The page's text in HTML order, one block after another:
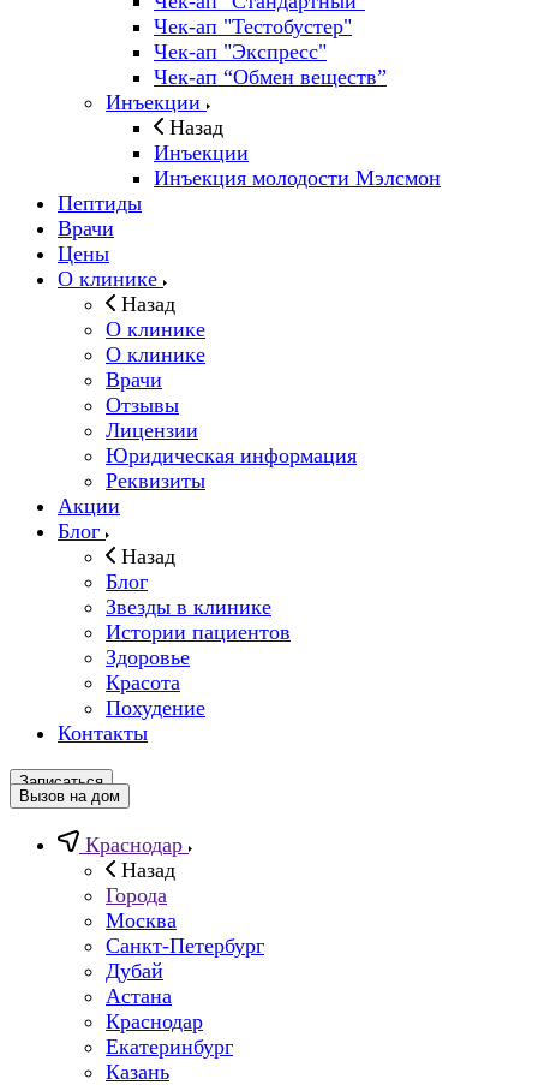
Чек-ап "Тестобустер"
Чек-ап "Экспресс"
Чек-ап “Обмен веществ”
Инъекции
Назад
Инъекции
Инъекция молодости Мэлсмон
Пептиды
Врачи
Цены
О клинике
Назад
О клинике
О клинике
Врачи
Отзывы
Лицензии
Юридическая информация
Реквизиты
Акции
Блог
Назад
Блог
Звезды в клинике
Истории пациентов
Здоровье
Красота
Похудение
Контакты
Записаться
Вызов на дом
Краснодар
Назад
Города
Москва
Санкт-Петербург
Дубай
Астана
Краснодар
Екатеринбург
Казань